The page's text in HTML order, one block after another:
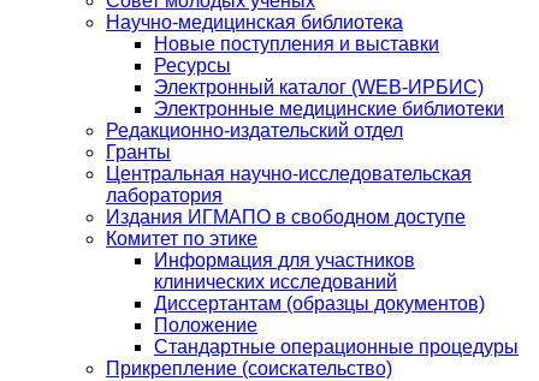
Научно-медицинская библиотека
Новые поступления и выставки
Ресурсы
Электронный каталог (WEB-ИРБИС)
Электронные медицинские библиотеки
Редакционно-издательский отдел
Гранты
Центральная научно-исследовательская
лаборатория
Издания ИГМАПО в свободном доступе
Комитет по этике
Информация для участников
клинических исследований
Диссертантам (образцы документов)
Положение
Стандартные операционные процедуры
Прикрепление (соискательство)